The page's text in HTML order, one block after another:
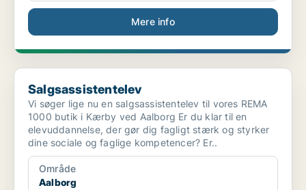
Mere info
Salgsassistentelev
Salgsassistentelev
Vi søger lige nu en salgsassistentelev til vores REMA
1000 butik i Kærby ved Aalborg Er du klar til en
elevuddannelse, der gør dig fagligt stærk og styrker
dine sociale og faglige kompetencer? Er..
Område
Aalborg